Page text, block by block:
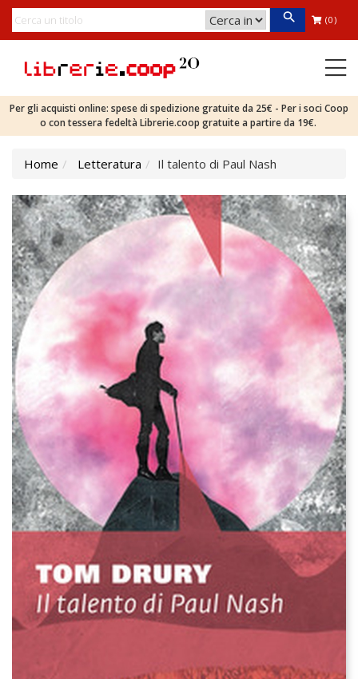
(0)
Per gli acquisti online: spese di spedizione gratuite da 25€ - Per i soci Coop
o con tessera fedeltà Librerie.coop gratuite a partire da 19€.
Home Letteratura Il talento di Paul Nash